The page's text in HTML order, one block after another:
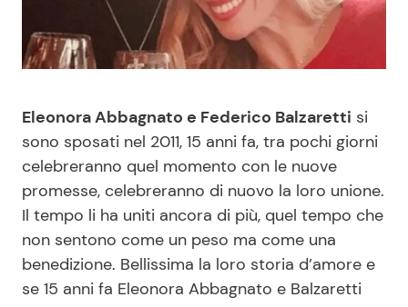
Moda e Style
News benessere
Salute
Viaggi e Turismo
Festività
Dolci
Primi Piatti
Ricette Facili e Veloci
Ricette Feste
Ricette per Bambini
Eleonora Abbagnato e Federico Balzaretti si
sono sposati nel 2011, 15 anni fa, tra pochi giorni
celebreranno quel momento con le nuove
promesse, celebreranno di nuovo la loro unione.
Il tempo li ha uniti ancora di più, quel tempo che
non sentono come un peso ma come una
benedizione. Bellissima la loro storia d’amore e
se 15 anni fa Eleonora Abbagnato e Balzaretti